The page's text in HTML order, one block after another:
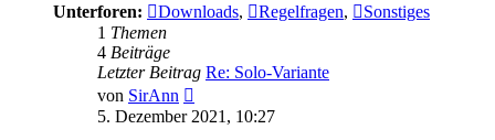
Unterforen:
Downloads, Regelfragen,
Sonstiges
1 Themen
4 Beiträge
Letzter Beitrag Re: Solo-Variante
von SirAnn
Beitrag
5. Dezember 2021, 10:27